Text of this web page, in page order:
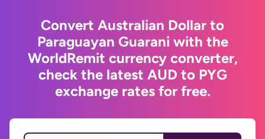
Convert Australian Dollar to
Paraguayan Guarani with the
WorldRemit currency converter,
check the latest AUD to PYG
exchange rates for free.